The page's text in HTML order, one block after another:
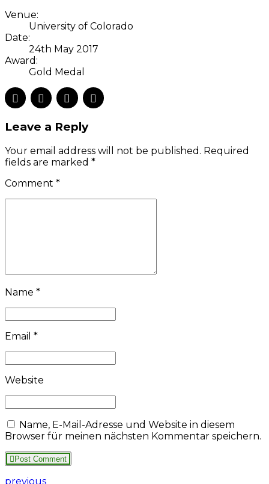
Venue:
University of Colorado
Date:
24th May 2017
Award:
Gold Medal
Leave a Reply
Your email address will not be published. Required
fields are marked *
Comment *
Name *
Email *
Website
Name, E-Mail-Adresse und Website in diesem
Browser für meinen nächsten Kommentar speichern.
Post Comment
previous